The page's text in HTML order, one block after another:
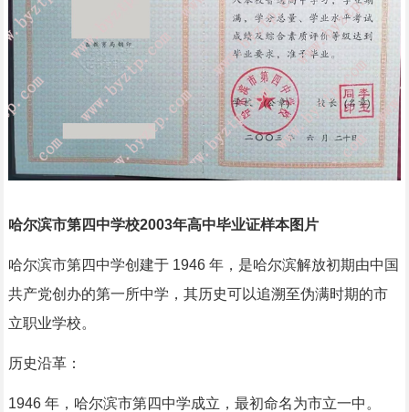
哈尔滨市第四中学校2003年高中毕业证样本图片
哈尔滨市第四中学创建于 1946 年，是哈尔滨解放初期由中国
共产党创办的第一所中学，其历史可以追溯至伪满时期的市
立职业学校。
历史沿革：
1946 年，哈尔滨市第四中学成立，最初命名为市立一中。